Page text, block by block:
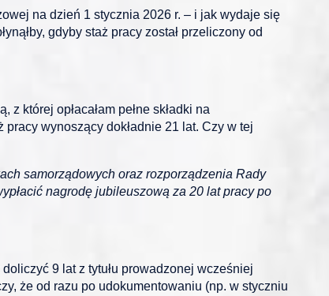
na dzień 1 stycznia 2026 r. – i jak wydaje się
gdyby staż pracy został przeliczony od
której opłacałam pełne składki na
wynoszący dokładnie 21 lat. Czy w tej
samorządowych oraz rozporządzenia Rady
nagrodę jubileuszową za 20 lat pracy po
9 lat z tytułu prowadzonej wcześniej
że od razu po udokumentowaniu (np. w styczniu